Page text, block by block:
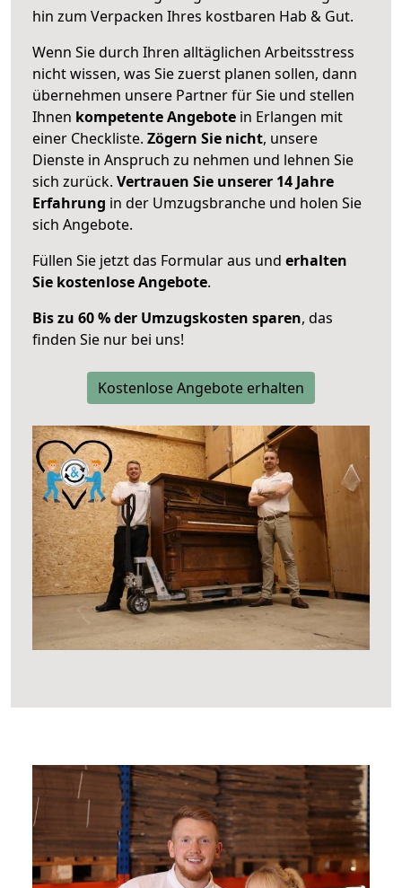
hin zum Verpacken Ihres kostbaren Hab & Gut.
Wenn Sie durch Ihren alltäglichen Arbeitsstress
nicht wissen, was Sie zuerst planen sollen, dann
übernehmen unsere Partner für Sie und stellen
Ihnen kompetente Angebote in Erlangen mit
einer Checkliste. Zögern Sie nicht, unsere
Dienste in Anspruch zu nehmen und lehnen Sie
sich zurück. Vertrauen Sie unserer 14 Jahre
Erfahrung in der Umzugsbranche und holen Sie
sich Angebote.
Füllen Sie jetzt das Formular aus und erhalten
Sie kostenlose Angebote.
Bis zu 60 % der Umzugskosten sparen, das
finden Sie nur bei uns!
Kostenlose Angebote erhalten